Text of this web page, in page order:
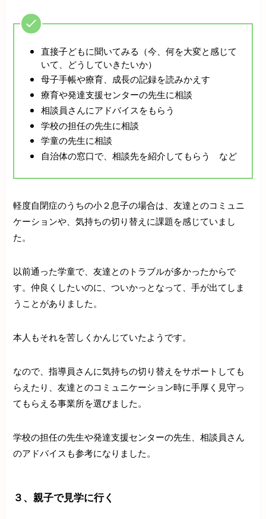
直接子どもに聞いてみる（今、何を大変と感じて
いて、どうしていきたいか）
母子手帳や療育、成長の記録を読みかえす
療育や発達支援センターの先生に相談
相談員さんにアドバイスをもらう
学校の担任の先生に相談
学童の先生に相談
自治体の窓口で、相談先を紹介してもらう など
軽度自閉症のうちの小２息子の場合は、友達とのコミュニ
ケーションや、気持ちの切り替えに課題を感じていまし
た。
以前通った学童で、友達とのトラブルが多かったからで
す。仲良くしたいのに、ついかっとなって、手が出てしま
うことがありました。
本人もそれを苦しくかんじていたようです。
なので、指導員さんに気持ちの切り替えをサポートしても
らえたり、友達とのコミュニケーション時に手厚く見守っ
てもらえる事業所を選びました。
学校の担任の先生や発達支援センターの先生、相談員さん
のアドバイスも参考になりました。
３、親子で見学に行く